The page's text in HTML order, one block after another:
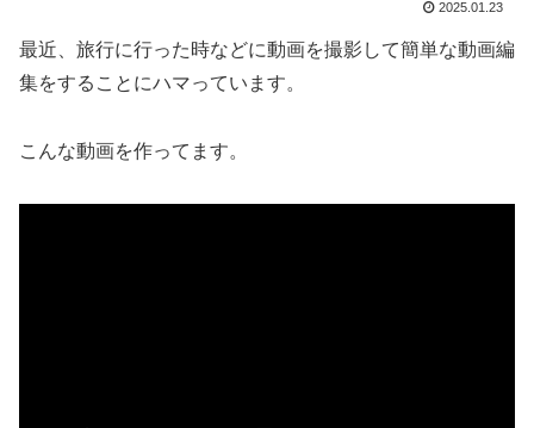
2025.01.23
最近、旅行に行った時などに動画を撮影して簡単な動画編
集をすることにハマっています。
こんな動画を作ってます。